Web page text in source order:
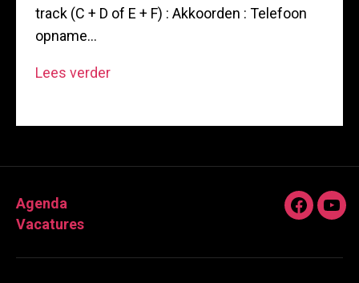
track (C + D of E + F) : Akkoorden : Telefoon
opname…
Lees verderYou
Agenda
Vacatures
Facebook